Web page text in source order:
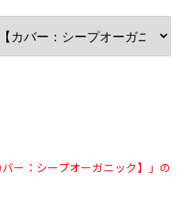
ー：シープオーガニック】」の